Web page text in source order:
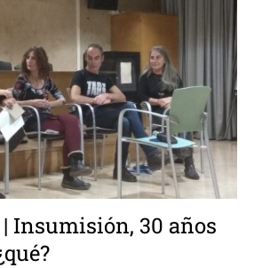
| Insumisión, 30 años